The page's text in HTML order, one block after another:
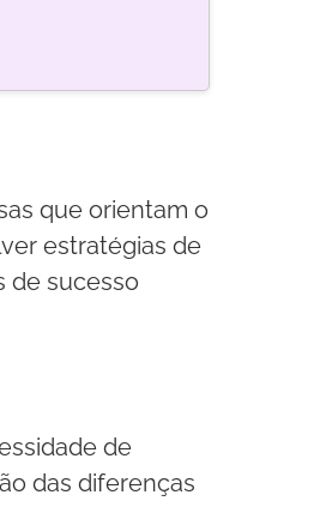
que orientam o
estratégias de
de sucesso
de
das diferenças